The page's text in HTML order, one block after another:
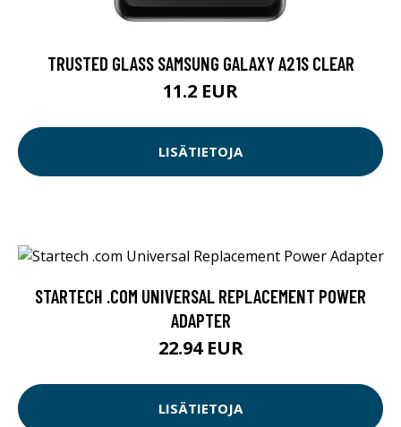
TRUSTED GLASS SAMSUNG GALAXY A21S CLEAR
11.2 EUR
LISÄTIETOJA
STARTECH .COM UNIVERSAL REPLACEMENT POWER
ADAPTER
22.94 EUR
LISÄTIETOJA